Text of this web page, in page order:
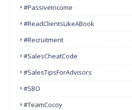
#PassiveIncome
#ReadClientsLikeABook
#Recruitment
#SalesCheatCode
#SalesTipsForAdvisors
#SBO
#TeamCocoy